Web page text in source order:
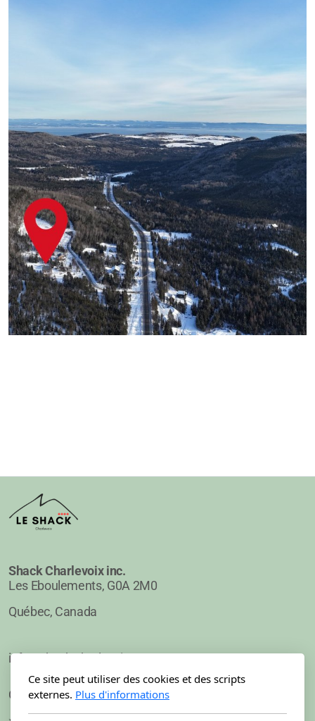
Shack Charlevoix inc.
Les Eboulements, G0A 2M0
Québec, Canada
info@shack-charlevoix.com
CITQ: 323343
Ce site peut utiliser des cookies et des scripts
externes. Plus d'informations